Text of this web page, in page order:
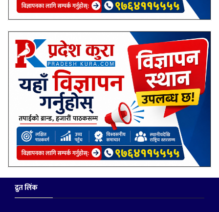
द्रुत लिंक